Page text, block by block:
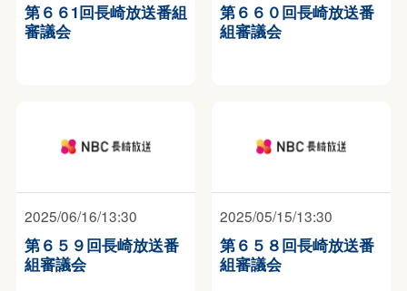
第６６1回長崎放送番組
審議会
第６６０回長崎放送番
組審議会
2025/06/16/13:30
第６５９回長崎放送番
組審議会
2025/05/15/13:30
第６５８回長崎放送番
組審議会